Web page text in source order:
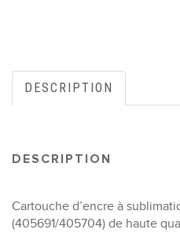
DESCRIPTION
DESCRIPTION
Cartouche d’encre à
(405691/405704) de haute